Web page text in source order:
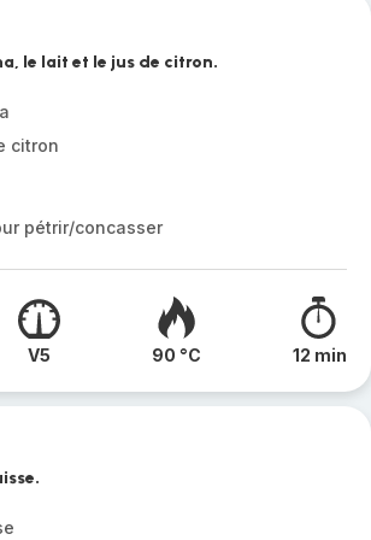
le lait et le jus de citron.
citron
pétrir/concasser
V5 90 °C 12 min